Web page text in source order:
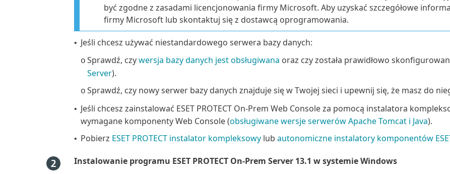
być zgodne z zasadami licencjonowania firmy Microsoft. Aby uzyskać szczegółowe
firmy Microsoft lub skontaktuj się z dostawcą oprogramowania.
• Jeśli chcesz używać niestandardowego serwera bazy danych:
o Sprawdź, czywersja bazy danych jest obsługiwana oraz czy została prawidłowo
Server).
o Sprawdź, czy nowy serwer bazy danych znajduje się w Twojej sieci i upewnij się, że masz do
• Jeśli chcesz zainstalować ESET PROTECT On-Prem Web Console za pomocą instalatora
wymagane komponenty Web Console (obsługiwane wersje serwerów Apache Tomcat i Java).
• Pobierz ESET PROTECT instalator kompleksowy lub autonomiczne instalatory komponentów
Instalowanie programu ESET PROTECT On-Prem Server 13.1 w systemie Windows